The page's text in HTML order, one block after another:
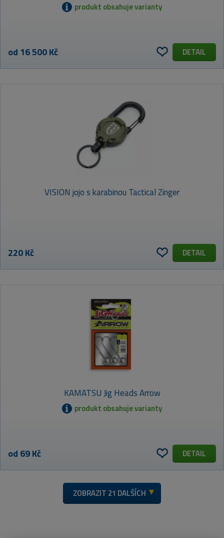
produkt obsahuje varianty
od 16 500 Kč DETAIL
VISION jojo s karabinou Tactical Zinger
220 Kč DETAIL
KAMATSU Jig Heads Arrow
produkt obsahuje varianty
od 69 Kč DETAIL
ZOBRAZIT 21 DALŠÍCH